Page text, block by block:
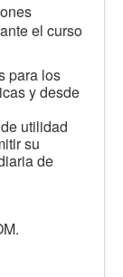
el curso
para los
y desde
utilidad
su
de